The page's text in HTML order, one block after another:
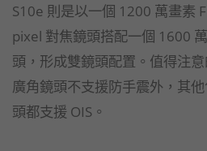
S10e 則是以一個 1200 萬畫素
pixel 對焦鏡頭搭配一個 1600
頭，形成雙鏡頭配置。值得注
廣角鏡頭不支援防手震外，其
頭都支援 OIS。